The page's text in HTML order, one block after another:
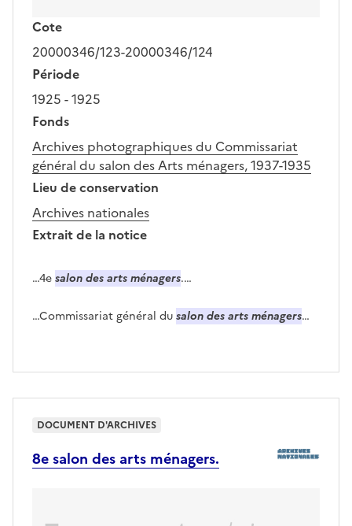
Cote
20000346/123-20000346/124
Période
1925 - 1925
Fonds
Archives photographiques du Commissariat
général du salon des Arts ménagers, 1937-1935
Lieu de conservation
Archives nationales
Extrait de la notice
…4esalon des arts ménagers.…
…Commissariat général dusalon des arts ménagers…
8e salon des arts ménagers.
DOCUMENT D'ARCHIVES